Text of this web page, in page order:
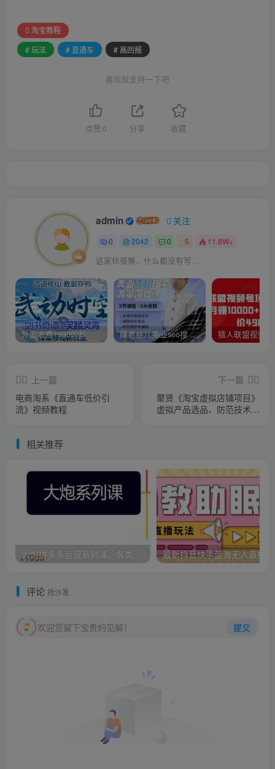
淘宝教程
# 玩法
# 直通车 # 高回报
喜欢就支持一下吧
点赞 0 分享 收藏
admin 关注
0 2042 0 5 11.8W+
这家伙很懒，什么都没有写...
外面收费1980的抖音武动时空直播项目，无需真人出镜，实时互动直播【软件+详细教程】 薛老丝儿美业seo搜索流量落地课，一周暴涨20w粉丝，全干货讲解
上一篇
电商淘系《直通车低价引
流》视频教程
下一篇
聚贤《淘宝虚拟店铺项目》
虚拟产品选品、防范技术，
相关推荐
大炮拼多多运营系列课，各类​玩法合集，拼多多运营玩法实操
评论 抢沙发
欢迎您留下宝贵的见解！ 提交